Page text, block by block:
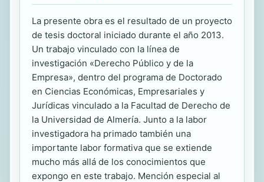
La presente obra es el resultado de un proyecto
de tesis doctoral iniciado durante el año 2013.
Un trabajo vinculado con la línea de
investigación «Derecho Público y de la
Empresa», dentro del programa de Doctorado
en Ciencias Económicas, Empresariales y
Jurídicas vinculado a la Facultad de Derecho de
la Universidad de Almería. Junto a la labor
investigadora ha primado también una
importante labor formativa que se extiende
mucho más allá de los conocimientos que
expongo en este trabajo. Mención especial al